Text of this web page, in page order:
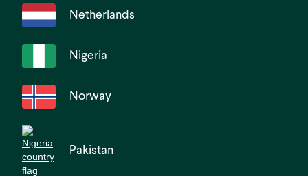
Netherlands
Nigeria
Norway
Pakistan